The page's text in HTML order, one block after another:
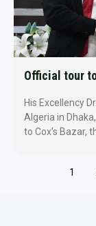
Official tour
His Excellency
Algeria in
to Cox’s Bazar,
1